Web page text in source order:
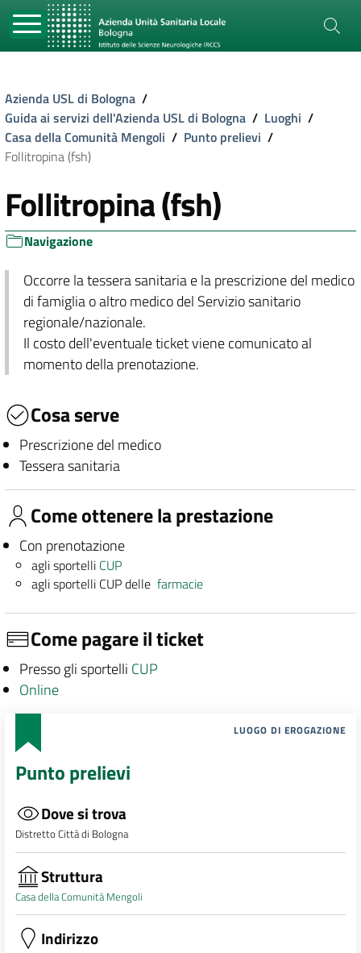
Azienda USL di Bologna /
Guida ai servizi dell'Azienda USL di Bologna / Luoghi /
Casa della Comunità Mengoli / Punto prelievi /
Follitropina (fsh)
Follitropina (fsh)
Navigazione
Occorre la tessera sanitaria e la prescrizione del medico
di famiglia o altro medico del Servizio sanitario
regionale/nazionale.
Il costo dell'eventuale ticket viene comunicato al
momento della prenotazione.
Cosa serve
Prescrizione del medico
Tessera sanitaria
Come ottenere la prestazione
Con prenotazione
agli sportelli CUP
agli sportelli CUP dellefarmacie
Come pagare il ticket
Presso gli sportelli CUP
Online
LUOGO DI EROGAZIONE
Punto prelievi
Dove si trova
Distretto Città di Bologna
Struttura
Casa della Comunità Mengoli
Indirizzo